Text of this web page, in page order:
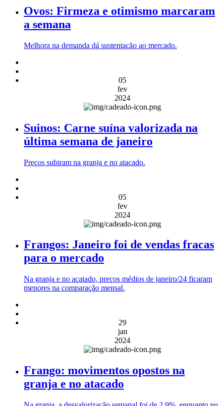
Ovos: Firmeza e otimismo marcaram
a semana
Melhora na demanda dá sustentação ao mercado.
05
fev
2024
Suinos: Carne suína valorizada na
última semana de janeiro
Preços subiram na granja e no atacado.
05
fev
2024
Frangos: Janeiro foi de vendas fracas
para o mercado
Na granja e no acatado, preços médios de janeiro/24 ficaram
menores na comparação mensal.
29
jan
2024
Frango: movimentos opostos na
granja e no atacado